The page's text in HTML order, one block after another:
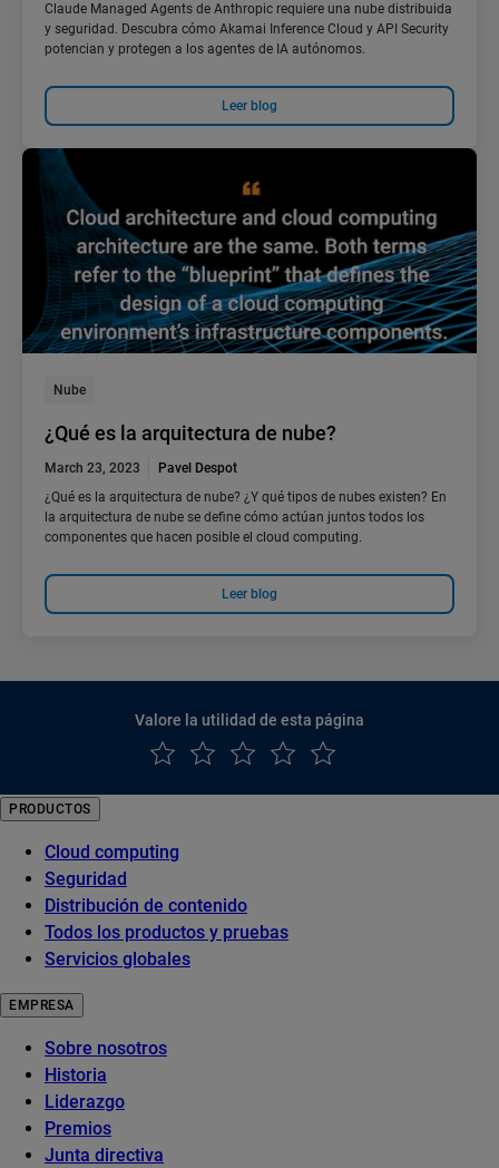
Claude Managed Agents de Anthropic requiere una nube distribuida
y seguridad. Descubra cómo Akamai Inference Cloud y API Security
potencian y protegen a los agentes de IA autónomos.
Leer blog
Nube
¿Qué es la arquitectura de nube?
March 23, 2023
Pavel Despot
¿Qué es la arquitectura de nube? ¿Y qué tipos de nubes existen? En
la arquitectura de nube se define cómo actúan juntos todos los
componentes que hacen posible el cloud computing.
Leer blog
Valore la utilidad de esta página
PRODUCTOS
Cloud computing
Seguridad
Distribución de contenido
Todos los productos y pruebas
Servicios globales
EMPRESA
Sobre nosotros
Historia
Liderazgo
Premios
Junta directiva